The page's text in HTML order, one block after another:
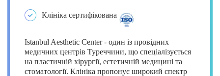
Клініка сертифікована
Istanbul Aesthetic Center - один із провідних
медичних центрів Туреччини, що спеціалізується
на пластичній хірургії, естетичній медицині та
стоматології. Клініка пропонує широкий спектр